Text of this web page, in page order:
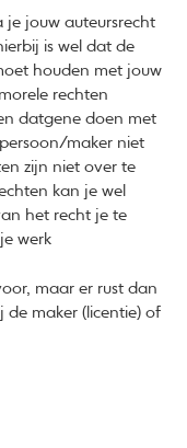
je jouw auteursrecht
is wel dat de
houden met jouw
rechten
datgene doen met
maker niet
zijn niet over te
kan je wel
het recht je te
werk
maar er rust dan
de maker (licentie) of